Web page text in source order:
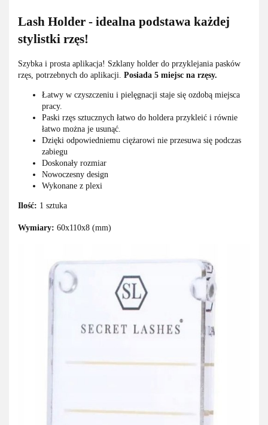
Lash Holder - idealna podstawa każdej
stylistki rzęs!
Szybka i prosta aplikacja! Szklany holder do przyklejania pasków
rzęs, potrzebnych do aplikacji. Posiada 5 miejsc na rzęsy.
Łatwy w czyszczeniu i pielęgnacji staje się ozdobą miejsca
pracy.
Paski rzęs sztucznych łatwo do holdera przykleić i równie
łatwo można je usunąć.
Dzięki odpowiedniemu ciężarowi nie przesuwa się podczas
zabiegu
Doskonały rozmiar
Nowoczesny design
Wykonane z plexi
Ilość: 1 sztuka
Wymiary: 60x110x8 (mm)